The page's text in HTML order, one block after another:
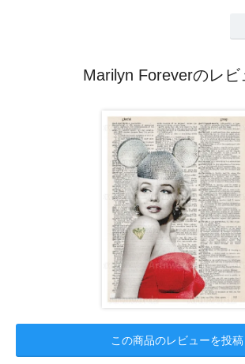
Marilyn Foreverのレビ
この商品のレビューを投稿